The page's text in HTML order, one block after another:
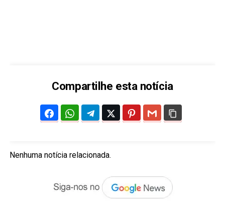
Compartilhe esta notícia
Nenhuma notícia relacionada.